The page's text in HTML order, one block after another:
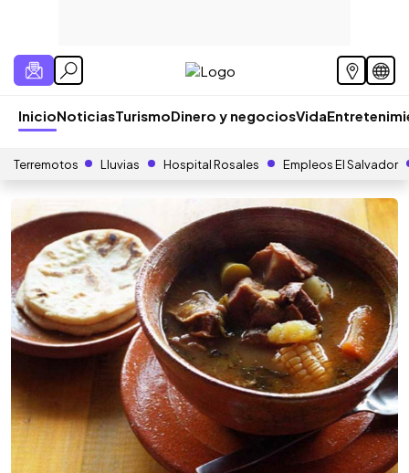
InicioNoticiasTurismoDinero y negociosVida
Terremotos Lluvias Hospital Rosales Empleos El Salvador